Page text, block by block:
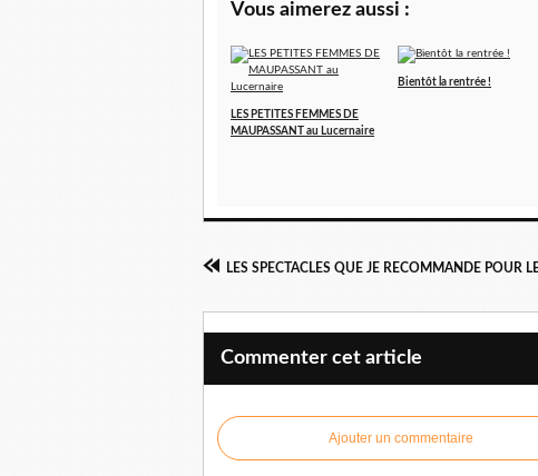
Vous aimerez aussi :
LES PETITES FEMMES DE
MAUPASSANT au Lucernaire
Bientôt la rentrée !
Commenter cet article
Ajouter un commentaire